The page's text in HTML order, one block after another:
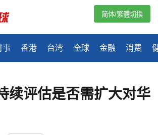
事 香港 台湾 全球 金融 消费
简体/繁體切換
续评估是否需扩大对华